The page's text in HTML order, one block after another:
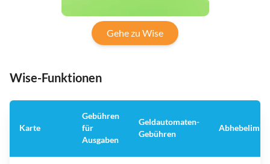
Gehe zu Wise
Wise-Funktionen
Karte
Gebühren
für
Ausgaben
Geldautomaten-
Gebühren
Abhebelimit